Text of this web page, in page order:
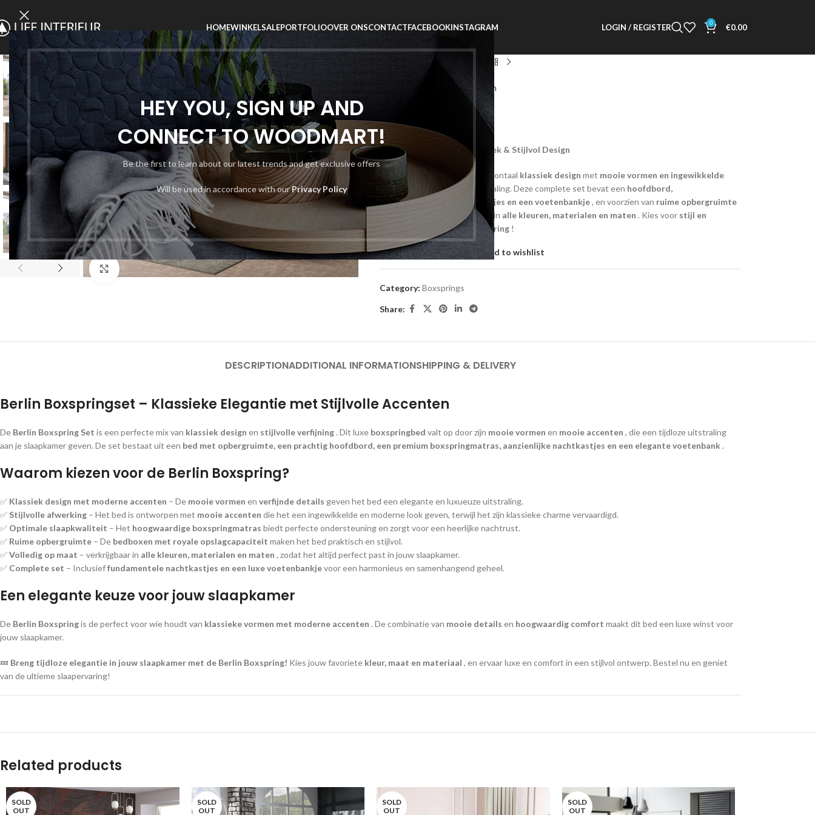
HEY YOU, SIGN UP AND
CONNECT TO WOODMART!
Be the first to learn about our latest trends and get exclusive offers
Will be used in accordance with ourPrivacy Policy
HOMEWINKELSALEPORTFOLIOOVER ONSCONTACTFACEBOOKINSTAGRAM LOGIN / REGISTER 0 €0.00
SOLD
OUT
Click to enlarge
Life Wonen & Slapen
Berlin
Berlin Boxspringset – Klassiek & Stijlvol Design
De Berlin Boxspring Set horizontaal klassiek design met mooie vormen en ingewikkelde
accenten
voor een luxe uitstraling. Deze complete set bevat een hoofdbord,
boxspringmatras, nachtkastjes en een voetenbankje, en voorzien van ruime opbergruimte
. Verkrijgbaar in alle kleuren, materialen en maten . Kies voor stijl en
Berlin Boxspring!
Add to compare Add to wishlist
Category: Boxsprings
Share:
DESCRIPTIONADDITIONAL INFORMATIONSHIPPING & DELIVERY
Berlin Boxspringset – Klassieke Elegantie met Stijlvolle Accenten
De Berlin Boxspring Set is een perfecte mix van klassiek design en stijlvolle verfijning . Dit luxe boxspringbed valt op door zijn mooie vormen en mooie accenten , die een tijdloze uitstraling
aan je slaapkamer geven. De set bestaat uit een bed met opbergruimte, een prachtig hoofdbord, een premium boxspringmatras, aanzienlijke nachtkastjes en een elegante voetenbank .
Waarom kiezen voor de Berlin Boxspring?
✅ Klassiek design met moderne accenten – De mooie vormen en verfijnde details geven het bed een elegante en luxueuze uitstraling.
✅ Stijlvolle afwerking – Het bed is ontworpen met mooie accenten die het een ingewikkelde en moderne look geven, terwijl het zijn klassieke charme vervaardigd.
✅ Optimale slaapkwaliteit – Het hoogwaardige boxspringmatras biedt perfecte ondersteuning en zorgt voor een heerlijke nachtrust.
✅ Ruime opbergruimte – De bedboxen met royale opslagcapaciteit maken het bed praktisch en stijlvol.
✅Volledig op maat – verkrijgbaar in alle kleuren, materialen en maten , zodat het altijd perfect past in jouw slaapkamer.
✅ Complete set – Inclusieffundamentele nachtkastjes en een luxe voetenbankjevoor een harmonieus en samenhangend geheel.
Een elegante keuze voor jouw slaapkamer
De Berlin Boxspringis de perfect voor wie houdt van klassieke vormen met moderne accenten . De combinatie van mooie details en hoogwaardig comfort maakt dit bed een luxe winst voor
jouw slaapkamer.
💤 Breng tijdloze elegantie in jouw slaapkamer met de Berlin Boxspring! Kies jouw favoriete kleur, maat en materiaal , en ervaar luxe en comfort in een stijlvol ontwerp. Bestel nu en geniet
van de ultieme slaapervaring!
Related products
SOLD
OUT
SOLD
OUT
SOLD
OUT
SOLD
OUT